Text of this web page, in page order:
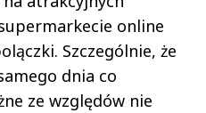
online
Szczególnie, że
dnia co
ze względów nie